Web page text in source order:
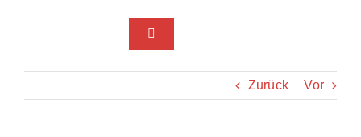
Toggle
Navigation
Home
Zurück Vor